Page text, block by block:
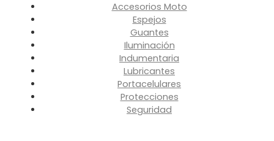
Accesorios Moto
Espejos
Guantes
Iluminación
Indumentaria
Lubricantes
Portacelulares
Protecciones
Seguridad